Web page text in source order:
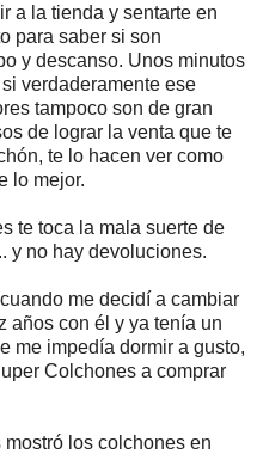
a la tienda y sentarte en
para saber si son
y descanso. Unos minutos
verdaderamente ese
tampoco son de gran
de lograr la venta que te
te lo hacen ver como
lo mejor.
te toca la mala suerte de
y no hay devoluciones.
me decidí a cambiar
años con él y ya tenía un
me impedía dormir a gusto,
Colchones a comprar
los colchones en